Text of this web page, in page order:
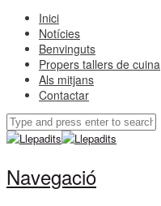
Inici
Notícies
Benvinguts
Propers tallers de cuina
Als mitjans
Contactar
Navegació